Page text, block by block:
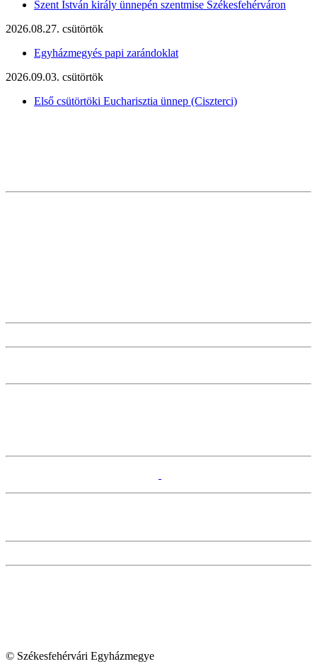
Szent István király ünnepén szentmise Székesfehérváron
2026.08.27. csütörtök
Egyházmegyés papi zarándoklat
2026.09.03. csütörtök
Első csütörtöki Eucharisztia ünnep (Ciszterci)
© Székesfehérvári Egyházmegye